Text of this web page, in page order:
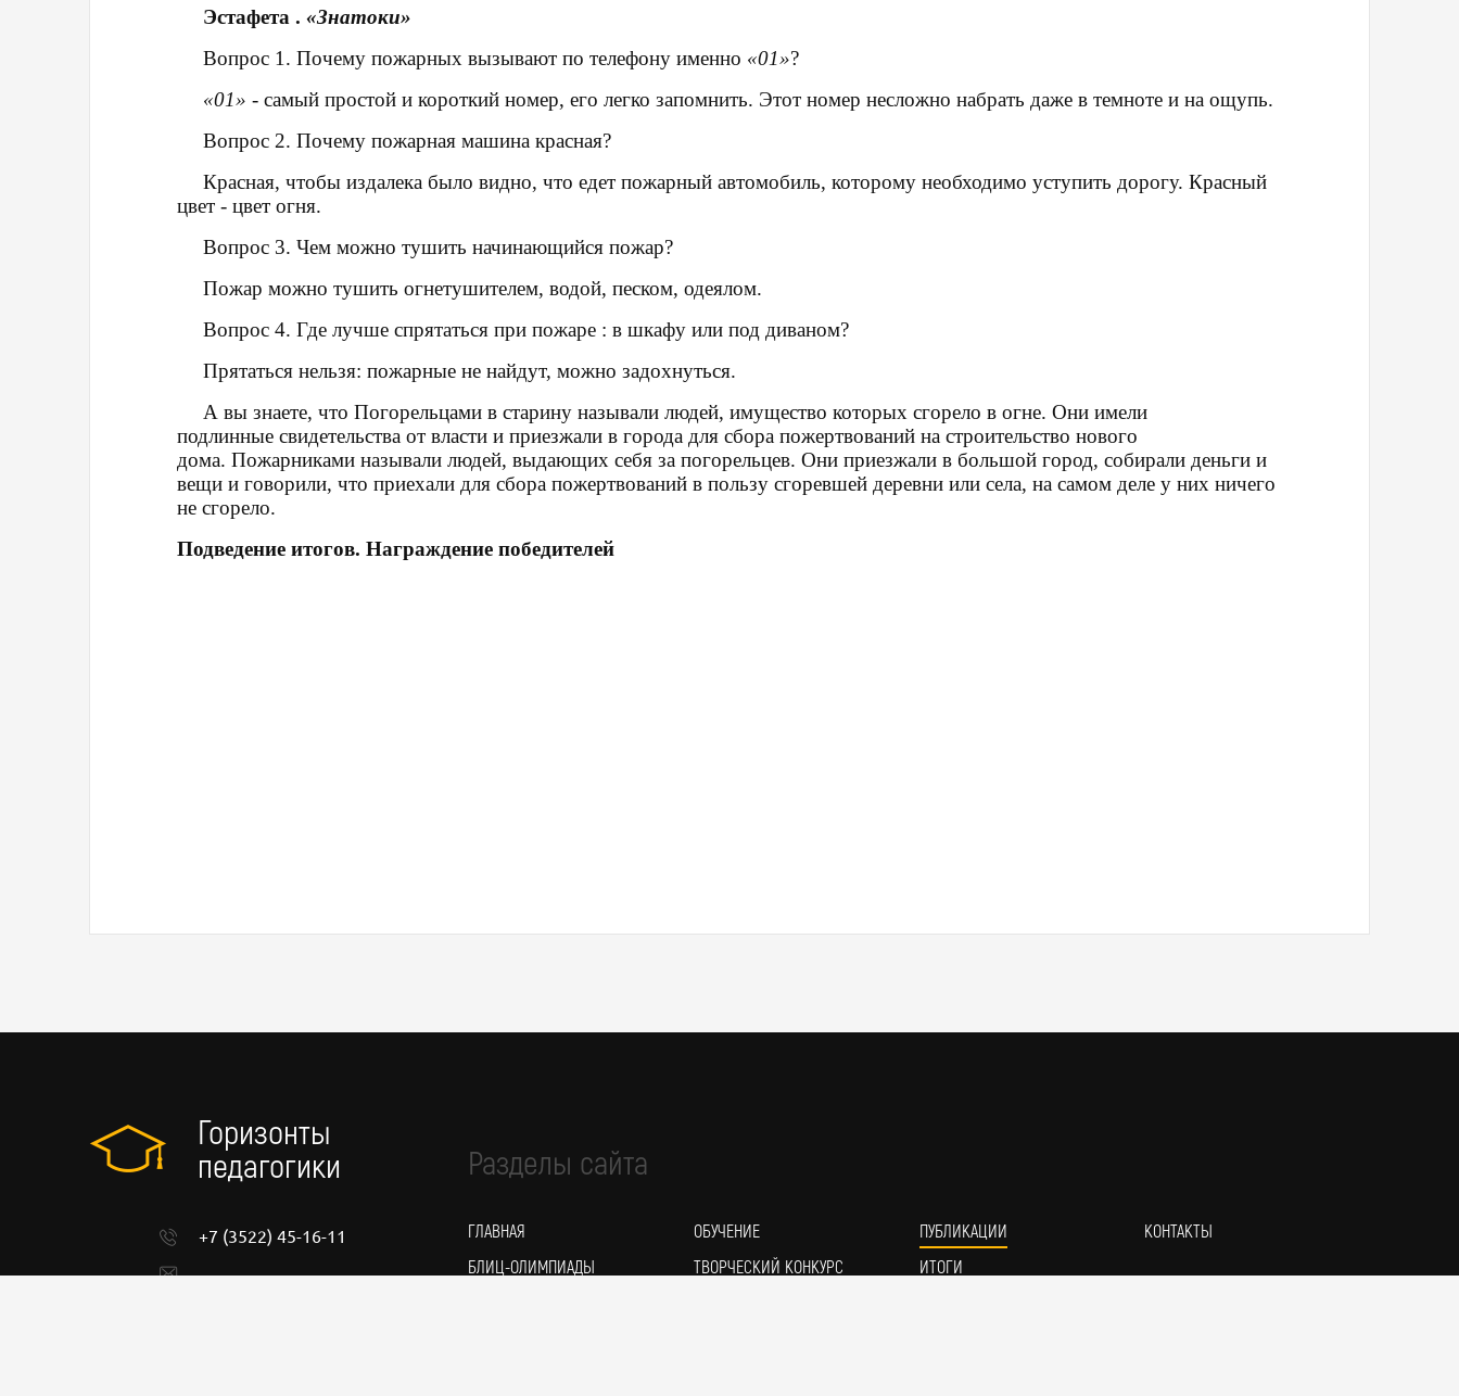
Эстафета . «Знатоки»
Вопрос 1. Почему пожарных вызывают по телефону именно «01»?
«01» - самый простой и короткий номер, его легко запомнить. Этот номер несложно набрать даже в темноте и на ощупь.
Вопрос 2. Почему пожарная машина красная?
Красная, чтобы издалека было видно, что едет пожарный автомобиль, которому необходимо уступить дорогу. Красный
цвет - цвет огня.
Вопрос 3. Чем можно тушить начинающийся пожар?
Пожар можно тушить огнетушителем, водой, песком, одеялом.
Вопрос 4. Где лучше спрятаться при пожаре : в шкафу или под диваном?
Прятаться нельзя: пожарные не найдут, можно задохнуться.
А вы знаете, что Погорельцами в старину называли людей, имущество которых сгорело в огне. Они имели
подлинные свидетельства от власти и приезжали в города для сбора пожертвований на строительство нового
дома. Пожарниками называли людей, выдающих себя за погорельцев. Они приезжали в большой город, собирали деньги и
вещи и говорили, что приехали для сбора пожертвований в пользу сгоревшей деревни или села, на самом деле у них ничего
не сгорело.
Подведение итогов. Награждение победителей
Горизонты
педагогики
+7 (3522) 45-16-11
Разделы сайта
ГЛАВНАЯ ОБУЧЕНИЕ ПУБЛИКАЦИИ
КОНТАКТЫ
БЛИЦ-ОЛИМПИАДЫ
ТВОРЧЕСКИЙ КОНКУРС ИТОГИ